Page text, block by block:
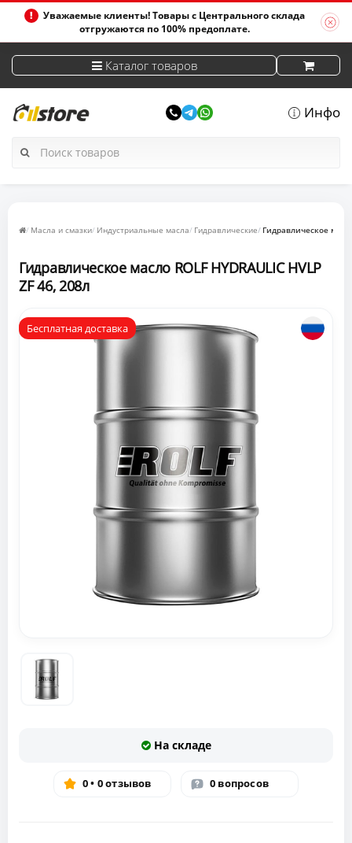
Уважаемые клиенты! Товары с Центрального склада
отгружаются по 100% предоплате.
Каталог товаров
Инфо
Масла и смазки Индустриальные масла Гидравлические Гидравлическое
Гидравлическое масло ROLF HYDRAULIC HVLP
ZF 46, 208л
Бесплатная доставка
На складе
0 • 0 отзывов 0 вопросов